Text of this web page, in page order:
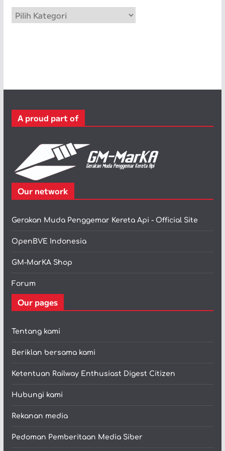
p
a
r
A proud part of
Our network
Gerakan Muda Penggemar Kereta Api - Official Site
OpenBVE Indonesia
GM-MarKA Shop
Forum
Our pages
Tentang kami
Beriklan bersama kami
Ketentuan Railway Enthusiast Digest Citizen
Hubungi kami
Rekanan media
Pedoman Pemberitaan Media Siber